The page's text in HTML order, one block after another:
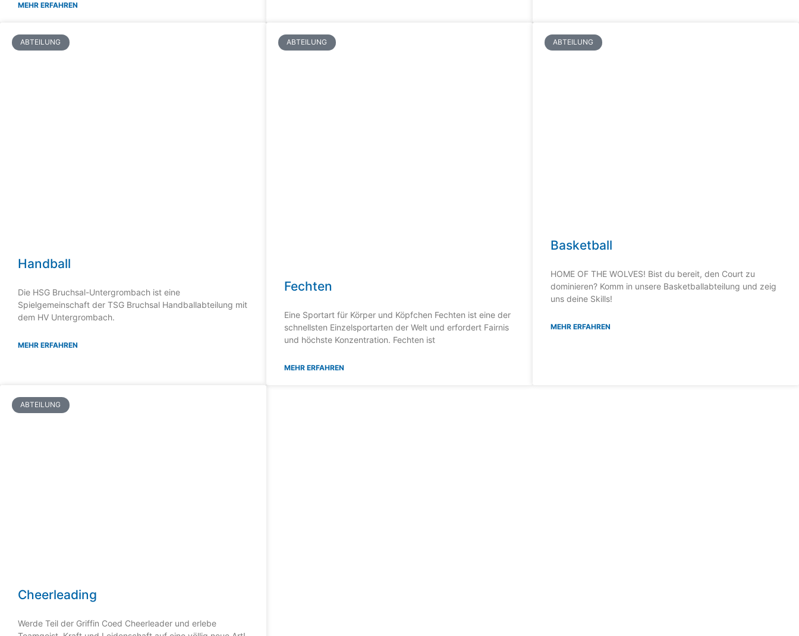
MEHR ERFAHREN
ABTEILUNG
Handball
Die HSG Bruchsal-Untergrombach ist eine
Spielgemeinschaft der TSG Bruchsal Handballabteilung mit
dem HV Untergrombach.
MEHR ERFAHREN
ABTEILUNG
Fechten
Eine Sportart für Körper und Köpfchen Fechten ist eine der
schnellsten Einzelsportarten der Welt und erfordert Fairnis
und höchste Konzentration. Fechten ist
MEHR ERFAHREN
ABTEILUNG
Basketball
HOME OF THE WOLVES! Bist du bereit, den Court zu
dominieren? Komm in unsere Basketballabteilung und zeig
uns deine Skills!
MEHR ERFAHREN
ABTEILUNG
Cheerleading
Werde Teil der Griffin Coed Cheerleader und erlebe